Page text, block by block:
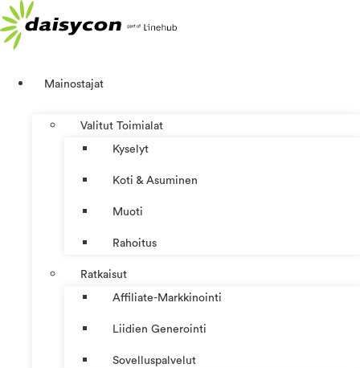
Mene
sisältöön
Mainostajat
Valitut Toimialat
Kyselyt
Koti & Asuminen
Muoti
Rahoitus
Ratkaisut
Affiliate-Markkinointi
Liidien Generointi
Sovelluspalvelut